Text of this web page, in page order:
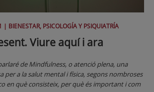
| BIENESTAR, PSICOLOGÍA Y PSIQUIATRÍA
Viure aquí i ara
de Mindfulness, o atenció plena, una
per a la salut mental i física, segons nombroses
en què consisteix, per què és important i com